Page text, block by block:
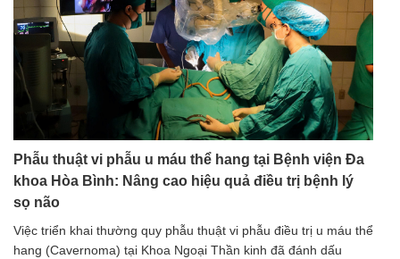
Phẫu thuật vi phẫu u máu thể hang tại Bệnh viện Đa
khoa Hòa Bình: Nâng cao hiệu quả điều trị bệnh lý
sọ não
Việc triển khai thường quy phẫu thuật vi phẫu điều trị u máu thể
hang (Cavernoma) tại Khoa Ngoại Thần kinh đã đánh dấu